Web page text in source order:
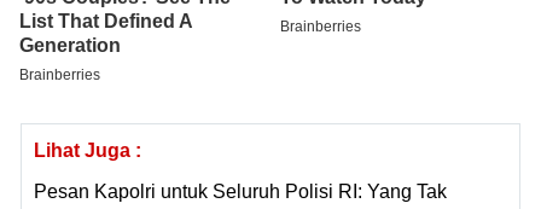
Lihat Juga :
Pesan Kapolri untuk Seluruh Polisi RI: Yang Tak